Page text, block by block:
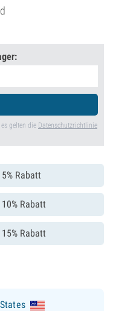
gelten die Datenschutzrichtlinie
5% Rabatt
10% Rabatt
15% Rabatt